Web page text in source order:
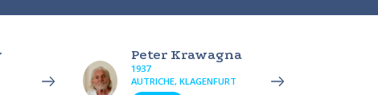
Peter Krawagna
1937
AUTRICHE, KLAGENFURT